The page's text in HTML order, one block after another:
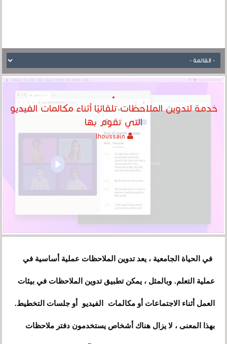
خدمة لتدوين الملاحظات تلقائيًا أثناء مكالمات الفيديو
التي تقوم بها
lhoussain
في الحياة الجامعية ، يعد تدوين الملاحظات عملية أساسية في
عملية التعلم. وبالمثل ، يمكن تطبيق تدوين الملاحظات في بيئات
العمل أثناء الاجتماعات أو مكالمات الفيديو أو جلسات التخطيط.
بهذا المعنى ، لا يزال هناك أشخاص يستخدمون دفتر ملاحظات